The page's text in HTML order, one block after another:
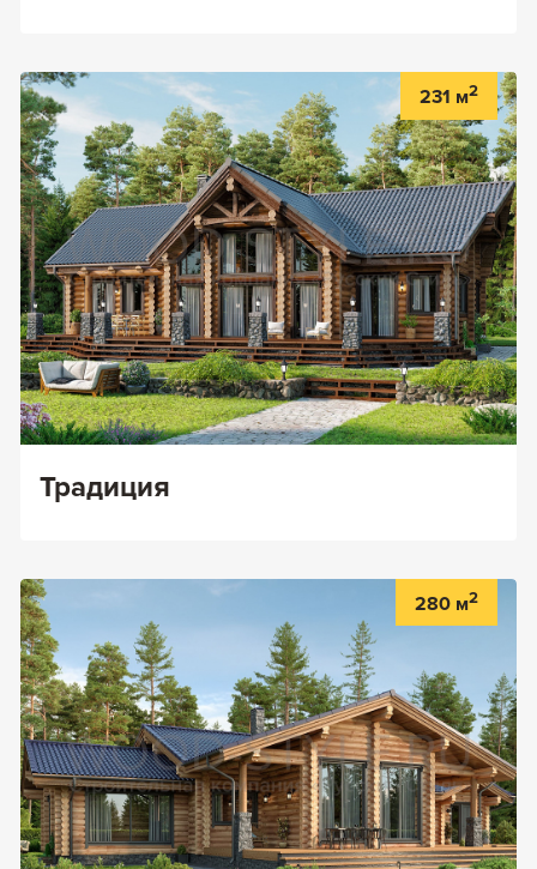
231 м2
Традиция
280 м2